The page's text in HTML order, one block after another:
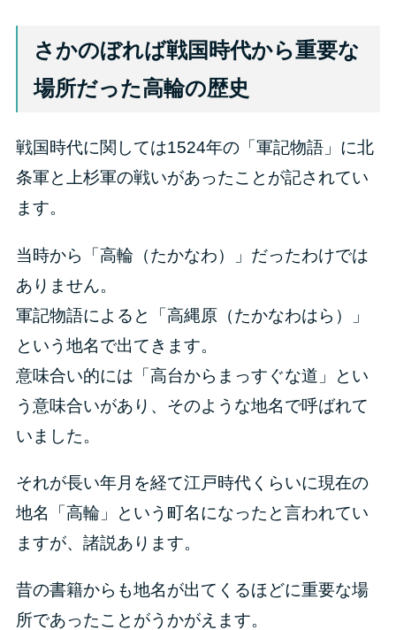
さかのぼれば戦国時代から重要な
場所だった高輪の歴史
戦国時代に関しては1524年の「軍記物語」に北
条軍と上杉軍の戦いがあったことが記されてい
ます。
当時から「高輪（たかなわ）」だったわけでは
ありません。
軍記物語によると「高縄原（たかなわはら）」
という地名で出てきます。
意味合い的には「高台からまっすぐな道」とい
う意味合いがあり、そのような地名で呼ばれて
いました。
それが長い年月を経て江戸時代くらいに現在の
地名「高輪」という町名になったと言われてい
ますが、諸説あります。
昔の書籍からも地名が出てくるほどに重要な場
所であったことがうかがえます。